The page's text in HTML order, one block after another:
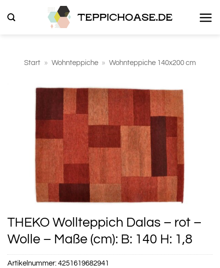
Inhalt
Start » Wohnteppiche » Wohnteppiche 140x200 cm
THEKO Wollteppich Dalas – rot –
Wolle – Maße (cm): B: 140 H: 1,8
Artikelnummer:4251619682941